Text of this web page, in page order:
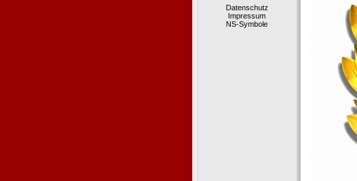
Datenschutz
Impressum
NS-Symbole